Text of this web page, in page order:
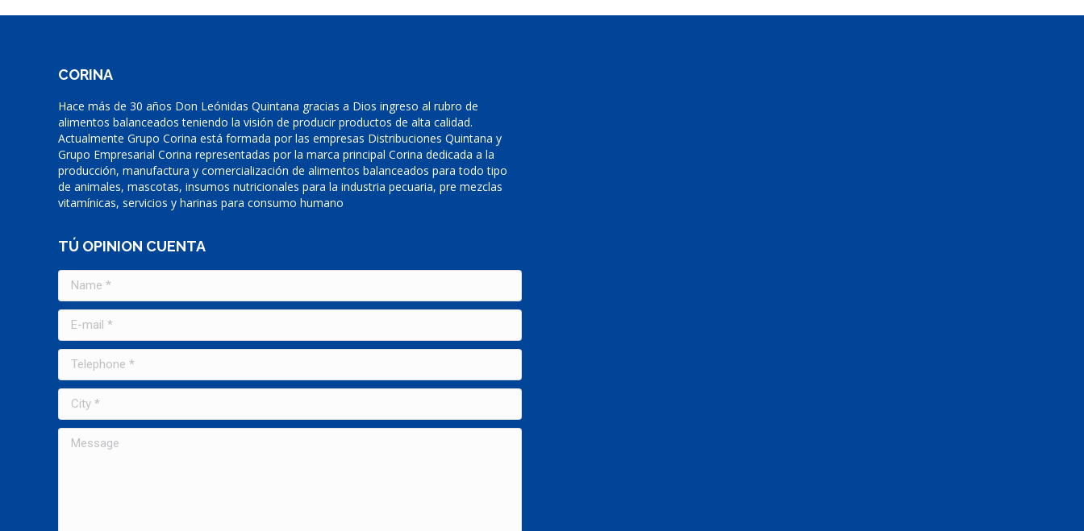
CORINA
Hace más de 30 años Don Leónidas Quintana gracias a Dios ingreso al rubro de
alimentos balanceados teniendo la visión de producir productos de alta calidad.
Actualmente Grupo Corina está formada por las empresas Distribuciones Quintana y
Grupo Empresarial Corina representadas por la marca principal Corina dedicada a la
producción, manufactura y comercialización de alimentos balanceados para todo tipo
de animales, mascotas, insumos nutricionales para la industria pecuaria, pre mezclas
vitamínicas, servicios y harinas para consumo humano
TÚ OPINION CUENTA
Name *
E-mail *
Telephone *
City *
Message